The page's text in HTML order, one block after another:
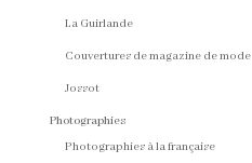
La Guirlande
Couvertures de magazine de mode
Jossot
Photographies
Photographies à la française